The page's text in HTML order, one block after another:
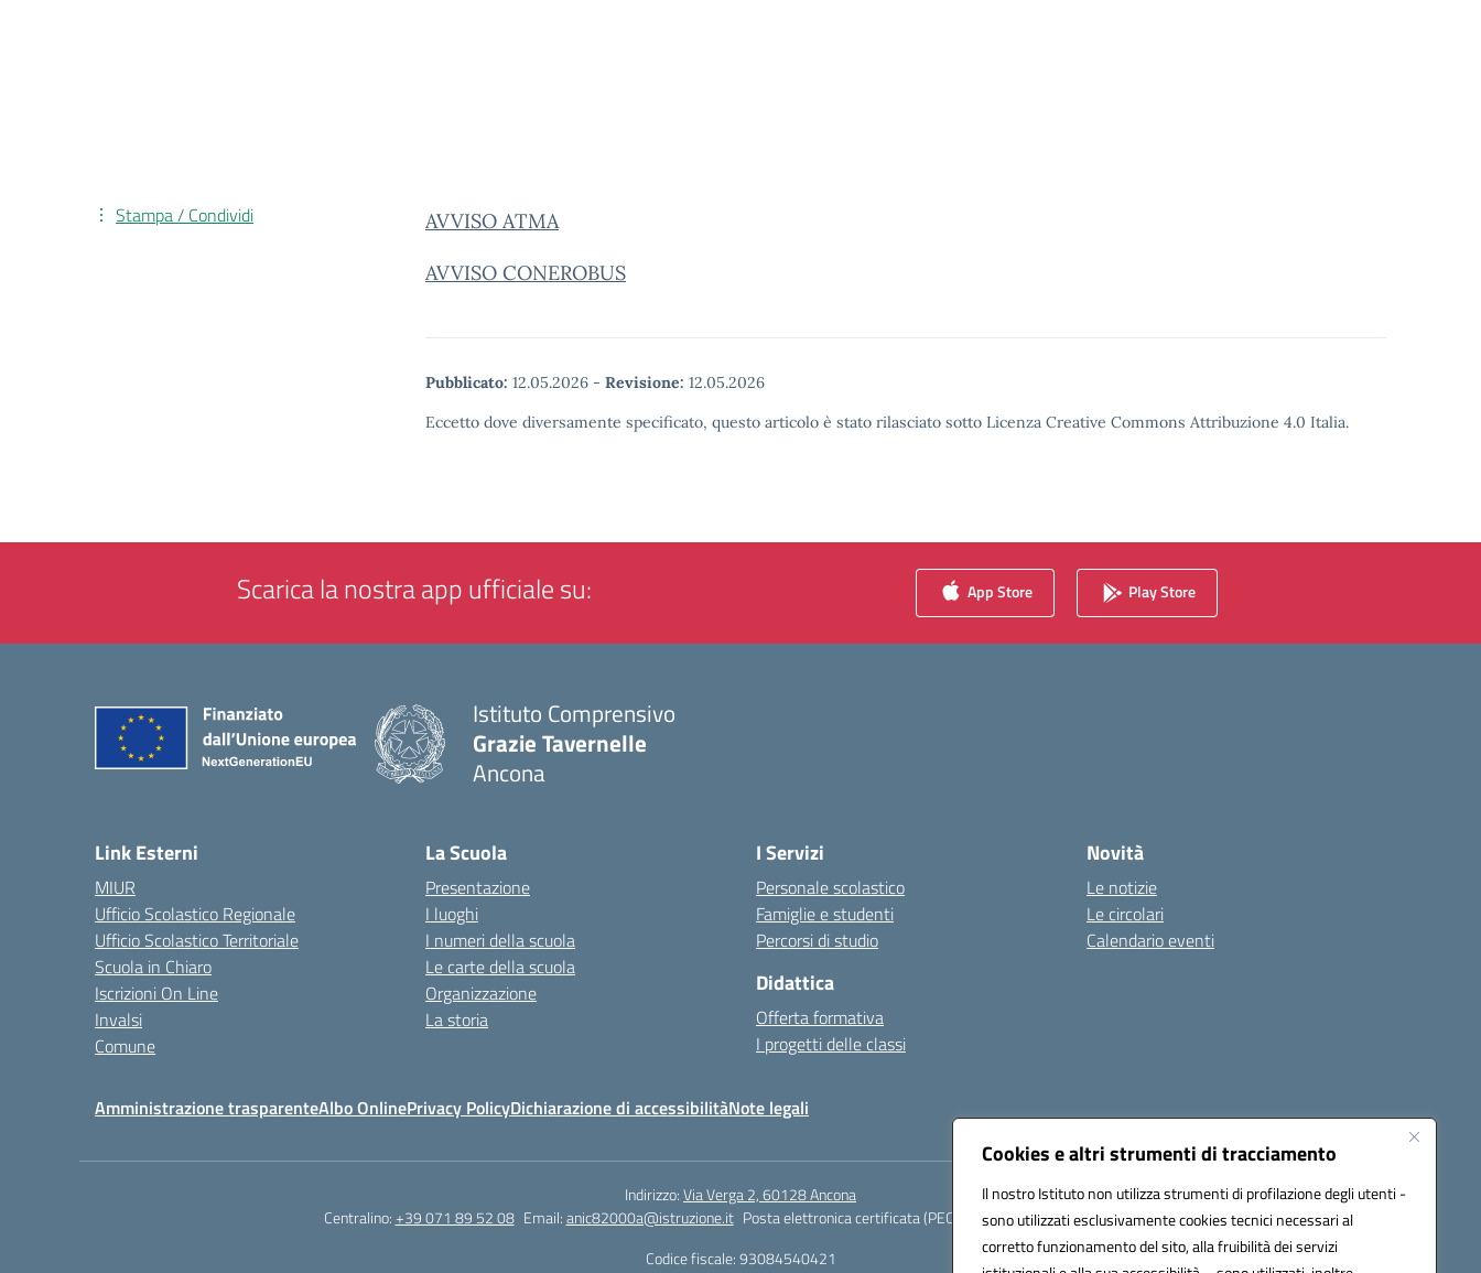
Cookies e altri strumenti di tracciamento
Il nostro Istituto non utilizza strumenti di profilazione degli utenti -
sono utilizzati esclusivamente cookies tecnici necessari al
corretto funzionamento del sito, alla fruibilità dei servizi
AVVISO ATMA
AVVISO CONEROBUS
Pubblicato: 12.05.2026 - Revisione: 12.05.2026
Eccetto dove diversamente specificato, questo articolo è stato rilasciato sotto Licenza Creative Commons Attribuzione 4.0 Italia.
Stampa / Condividi
Scarica la nostra app ufficiale su: App Store Play Store
Istituto Comprensivo
Grazie Tavernelle
Ancona
Link Esterni
MIUR
Ufficio Scolastico Regionale
Ufficio Scolastico Territoriale
Scuola in Chiaro
Iscrizioni On Line
Invalsi
Comune
La Scuola
Presentazione
I luoghi
I numeri della scuola
Le carte della scuola
Organizzazione
La storia
I Servizi
Personale scolastico
Famiglie e studenti
Percorsi di studio
Didattica
Offerta formativa
I progetti delle classi
Novità
Le notizie
Le circolari
Calendario eventi
Amministrazione trasparenteAlbo OnlinePrivacy PolicyDichiarazione di accessibilitàNote legali
Indirizzo:Via Verga 2, 60128 Ancona
Centralino:+39 071 89 52 08 Email:anic82000a@istruzione.it Posta elettronica certificata (PEC):
anic82000a@pec.istruzione.it
Codice fiscale: 93084540421